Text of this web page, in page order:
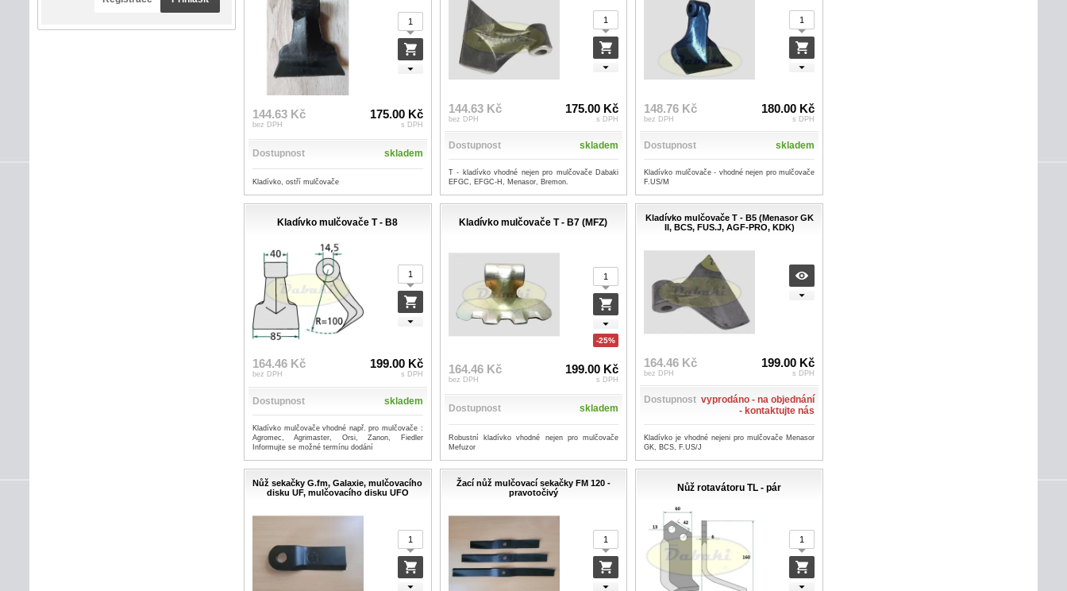
144.63 Kč
bez DPH
175.00 Kč
s DPH
Dostupnost skladem
Kladívko, ostří mulčovače
144.63 Kč
bez DPH
175.00 Kč
s DPH
Dostupnost skladem
T - kladívko vhodné nejen pro mulčovače Dabaki
EFGC, EFGC-H, Menasor, Bremon.
148.76 Kč
bez DPH
180.00 Kč
s DPH
Dostupnost skladem
Kladívko mulčovače - vhodné nejen pro mulčovače
F.US/M
Kladívko mulčovače T - B8
164.46 Kč
bez DPH
199.00 Kč
s DPH
Dostupnost skladem
Kladívko mulčovače vhodné např. pro mulčovače :
Agromec, Agrimaster, Orsi, Zanon, Fiedler
Informujte se možné termínu dodání
Kladívko mulčovače T - B7 (MFZ)
-25%
164.46 Kč
bez DPH
199.00 Kč
s DPH
Dostupnost skladem
Robustní kladívko vhodné nejen pro mulčovače
Mefuzor
Kladívko mulčovače T - B5 (Menasor GK
II, BCS, FUS.J, AGF-PRO, KDK)
164.46 Kč
bez DPH
199.00 Kč
s DPH
Dostupnost vyprodáno - na objednání
- kontaktujte nás
Kladívko je vhodné nejeni pro mulčovače Menasor
GK, BCS, F.US/J
Nůž sekačky G.fm, Galaxie, mulčovacího
disku UF, mulčovacího disku UFO
Žací nůž mulčovací sekačky FM 120 -
pravotočivý
Nůž rotavátoru TL - pár